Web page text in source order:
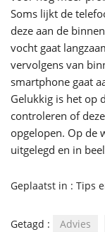
Soms lijkt de
deze aan de
vocht gaat
vervolgens van
smartphone gaat
Gelukkig is het op
controleren of
opgelopen. Op de
uitgelegd en in
Geplaatst in : Tips
Getagd : Advies